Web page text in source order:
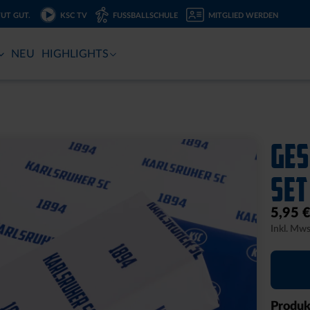
GUT. KSC TV FUSSBALLSCHULE MITGLIED WERDEN
NEU HIGHLIGHTS
SET
5,95 €
Inkl.